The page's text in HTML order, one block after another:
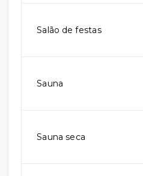
Salão de festas
Sauna
Sauna seca